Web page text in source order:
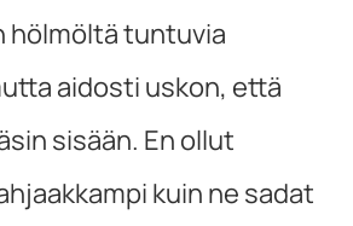
hölmöltä tuntuvia
aidosti uskon, että
sisään. En ollut
kuin ne sadat